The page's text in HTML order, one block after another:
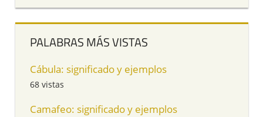
PALABRAS MÁS VISTAS
Cábula: significado y ejemplos
68 vistas
Camafeo: significado y ejemplos